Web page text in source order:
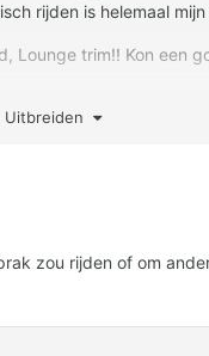
rijden is helemaal mijn
trim!! Kon een
forum.
Uitbreiden
zou rijden of om